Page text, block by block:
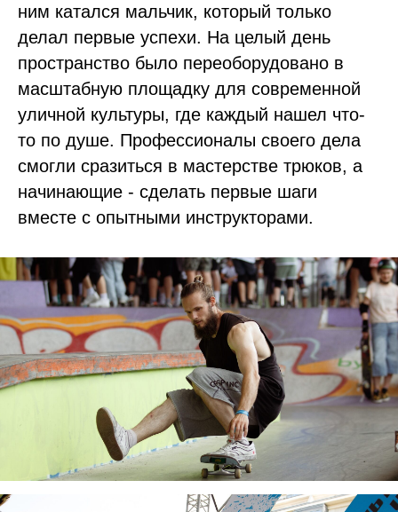
ним катался мальчик, который только
делал первые успехи. На целый день
пространство было переоборудовано в
масштабную площадку для современной
уличной культуры, где каждый нашел что-
то по душе. Профессионалы своего дела
смогли сразиться в мастерстве трюков, а
начинающие - сделать первые шаги
вместе с опытными инструкторами.